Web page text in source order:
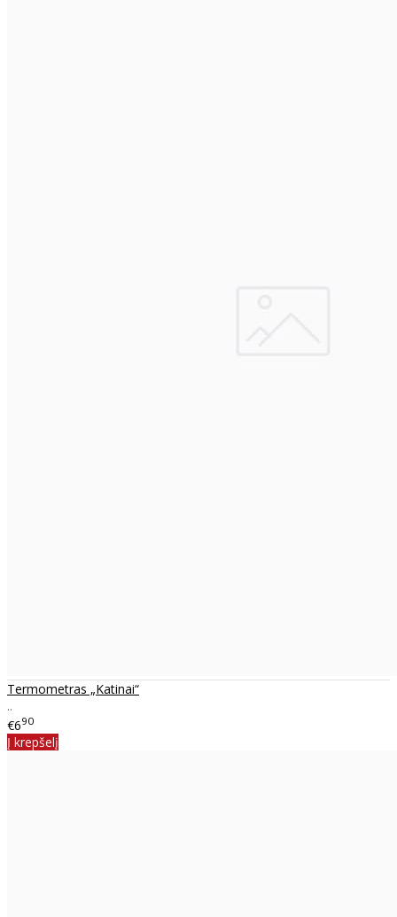
Termometras „Katinai“
..
€690
Į krepšelį